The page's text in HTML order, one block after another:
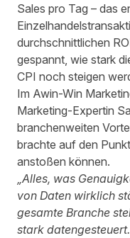
Sales pro Tag – das
durchschnittlichen
gespannt, wie stark
CPI noch steigen
Im Awin-Win
Marketing-Expertin
branchenweiten
brachte auf den
anstoßen können.
„Alles, was
von Daten wirklich
gesamte Branche
stark